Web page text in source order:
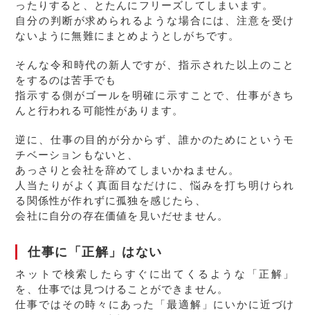
ったりすると、とたんにフリーズしてしまいます。
自分の判断が求められるような場合には、注意を受け
ないように無難にまとめようとしがちです。
そんな令和時代の新人ですが、指示された以上のこと
をするのは苦手でも
指示する側がゴールを明確に示すことで、仕事がきち
んと行われる可能性があります。
逆に、仕事の目的が分からず、誰かのためにというモ
チベーションもないと、
あっさりと会社を辞めてしまいかねません。
人当たりがよく真面目なだけに、悩みを打ち明けられ
る関係性が作れずに孤独を感じたら、
会社に自分の存在価値を見いだせません。
仕事に「正解」はない
ネットで検索したらすぐに出てくるような「正解」
を、仕事では見つけることができません。
仕事ではその時々にあった「最適解」にいかに近づけ